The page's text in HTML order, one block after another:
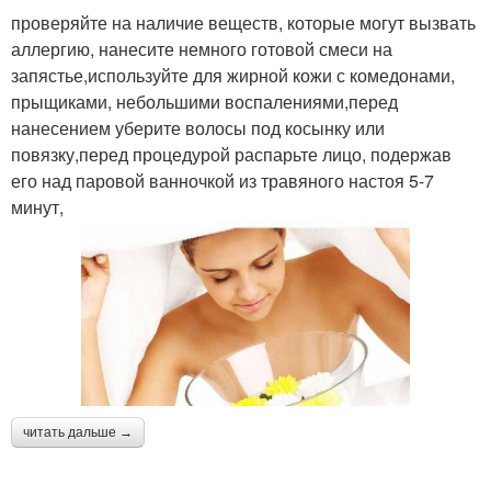
проверяйте на наличие веществ, которые могут вызвать
аллергию, нанесите немного готовой смеси на
запястье,используйте для жирной кожи с комедонами,
прыщиками, небольшими воспалениями,перед
нанесением уберите волосы под косынку или
повязку,перед процедурой распарьте лицо, подержав
его над паровой ванночкой из травяного настоя 5-7
минут,
читать дальше →